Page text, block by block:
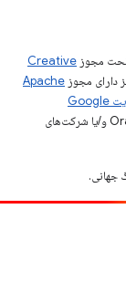
تحت مجوز Creative
دارای مجوز Apache
خطمشی‌های سایت Google
مراجعه کنید. جاوا علامت تجاری ثبت‌شده Oracle و/یا شرکت‌های